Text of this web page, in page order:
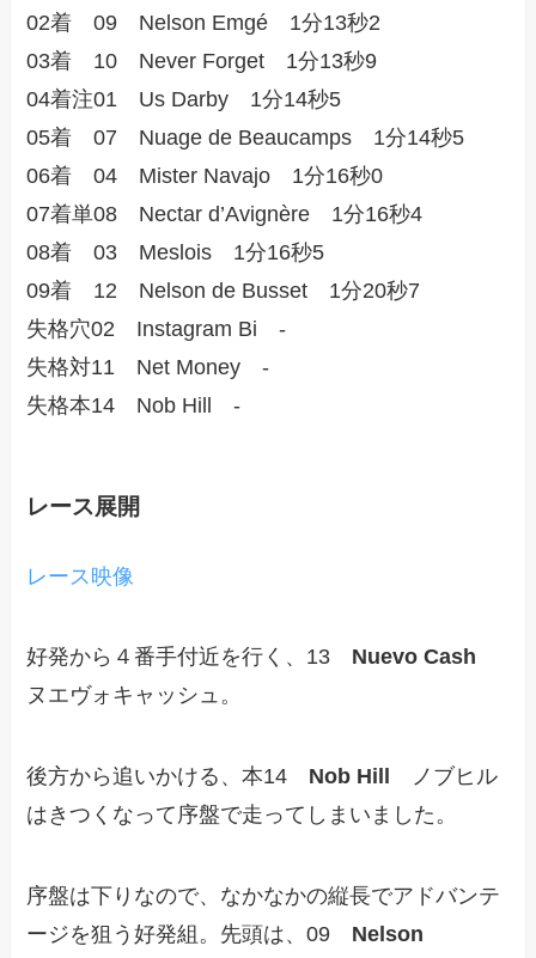
02着 09 Nelson Emgé 1分13秒2
03着 10 Never Forget 1分13秒9
04着注01 Us Darby 1分14秒5
05着 07 Nuage de Beaucamps 1分14秒5
06着 04 Mister Navajo 1分16秒0
07着単08 Nectar d’Avignère 1分16秒4
08着 03 Meslois 1分16秒5
09着 12 Nelson de Busset 1分20秒7
失格穴02 Instagram Bi -
失格対11 Net Money -
失格本14 Nob Hill -
レース展開
レース映像
好発から４番手付近を行く、13 Nuevo Cash
ヌエヴォキャッシュ。
後方から追いかける、本14 Nob Hill
ノブヒル
はきつくなって序盤で走ってしまいました。
序盤は下りなので、なかなかの縦長でアドバンテ
ージを狙う好発組。先頭は、09 Nelson